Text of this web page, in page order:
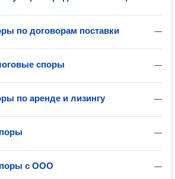
—
по договорам поставки
—
споры
—
по аренде и лизингу
—
—
с ООО